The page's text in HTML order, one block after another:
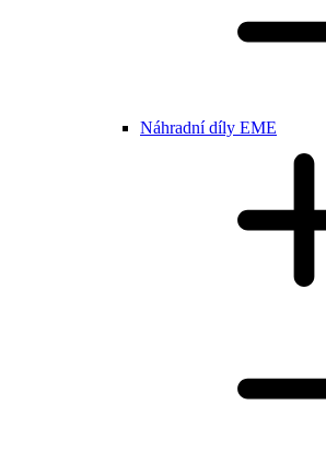
Náhradní díly EME